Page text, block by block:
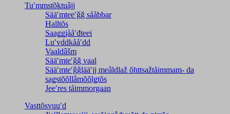
Tuʹmmstõktuâjj
Sääʹmteeʹǧǧ sååbbar
Halltõs
Saaǥǥjååʹđteei
Luʹvddkååʹdd
Vaaldâšm
Sääʹmteʹǧǧ vaal
Sääʹmteʹǧǧlääʹjj meâldlaž õhttsažtåimmam- da
saǥstõõllâmõõlǥtõs
Jeeʹres tåimmorgaan
Vasttõsvuuʹd